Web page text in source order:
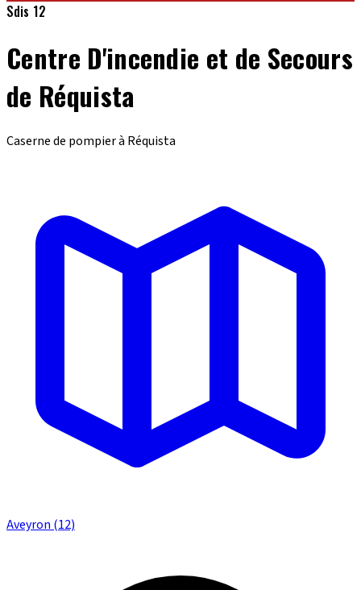
Sdis 12
Centre D'incendie et de Secours
de Réquista
Caserne de pompier à Réquista
Aveyron (12)